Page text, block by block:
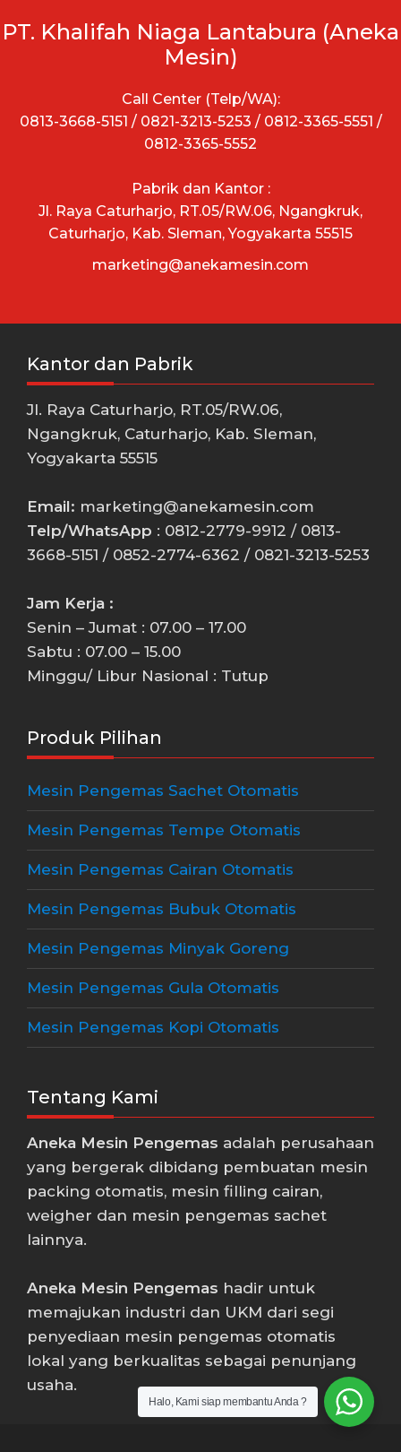
PT. Khalifah Niaga Lantabura (Aneka
Mesin)
Call Center (Telp/WA):
0813-3668-5151 / 0821-3213-5253 / 0812-3365-5551 /
0812-3365-5552
Pabrik dan Kantor :
Jl. Raya Caturharjo, RT.05/RW.06, Ngangkruk,
Caturharjo, Kab. Sleman, Yogyakarta 55515
marketing@anekamesin.com
Kantor dan Pabrik
Jl. Raya Caturharjo, RT.05/RW.06,
Ngangkruk, Caturharjo, Kab. Sleman,
Yogyakarta 55515
Email: marketing@anekamesin.com
Telp/WhatsApp : 0812-2779-9912 / 0813-
3668-5151 / 0852-2774-6362 / 0821-3213-5253
Jam Kerja :
Senin – Jumat : 07.00 – 17.00
Sabtu : 07.00 – 15.00
Minggu/ Libur Nasional : Tutup
Produk Pilihan
Mesin Pengemas Sachet Otomatis
Mesin Pengemas Tempe Otomatis
Mesin Pengemas Cairan Otomatis
Mesin Pengemas Bubuk Otomatis
Mesin Pengemas Minyak Goreng
Mesin Pengemas Gula Otomatis
Mesin Pengemas Kopi Otomatis
Tentang Kami
Aneka Mesin Pengemas adalah perusahaan
yang bergerak dibidang pembuatan mesin
packing otomatis, mesin filling cairan,
weigher dan mesin pengemas sachet
lainnya.
Aneka Mesin Pengemas hadir untuk
memajukan industri dan UKM dari segi
penyediaan mesin pengemas otomatis
lokal yang berkualitas sebagai penunjang
usaha.
Halo, Kami siap membantu Anda ?